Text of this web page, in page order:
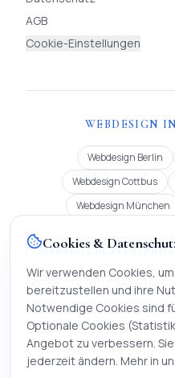
AGB
Cookie-Einstellungen
WEBDESIGN
Webdesign Berlin
Webdesign Cottbus
Webdesign München
WEBSEITE ALS
Festpreis ab 900 € oder Miete ab 99
MOMENTUM 2.850 €, IMPERIUM
Auch tätig in Köln, Frankfurt,
Bremen, Dresden, Hannover und
KI-Chatbot entwickeln
Cookies &
Wir verwenden Cookies,
bereitzustellen und ihre
Notwendige Cookies sind
Optionale Cookies
Angebot zu verbessern.
jederzeit ändern. Mehr in